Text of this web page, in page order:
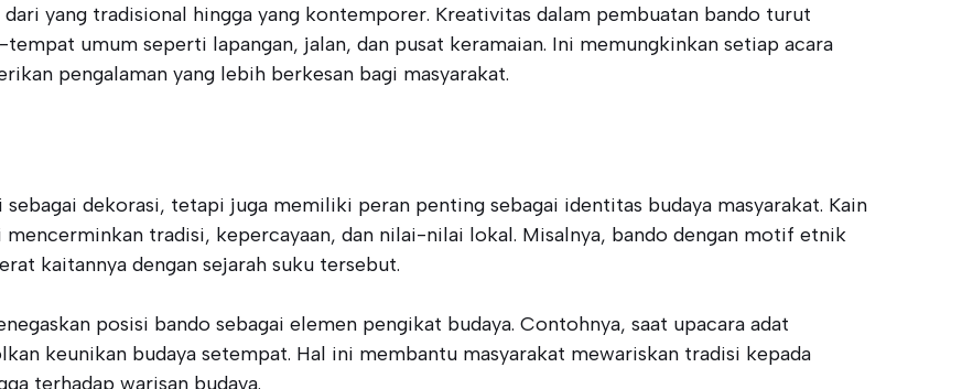
yang tradisional hingga yang kontemporer. Kreativitas dalam pembuatan bando turut
umum seperti lapangan, jalan, dan pusat keramaian. Ini memungkinkan setiap acara
pengalaman yang lebih berkesan bagi masyarakat.
dekorasi, tetapi juga memiliki peran penting sebagai identitas budaya masyarakat. Kain
mencerminkan tradisi, kepercayaan, dan nilai-nilai lokal. Misalnya, bando dengan motif etnik
kaitannya dengan sejarah suku tersebut.
posisi bando sebagai elemen pengikat budaya. Contohnya, saat upacara adat
keunikan budaya setempat. Hal ini membantu masyarakat mewariskan tradisi kepada
terhadap warisan budaya.